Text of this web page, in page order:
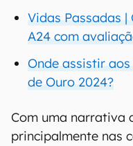
Vidas Passadas |
A24 com
Onde assistir
de Ouro 2024?
Com uma narrativa
principalmente nas